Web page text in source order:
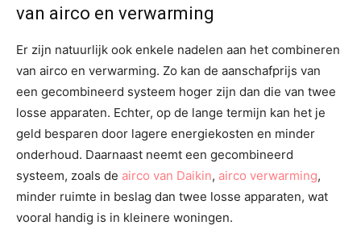
van airco en verwarming
Er zijn natuurlijk ook enkele nadelen aan het combineren
van airco en verwarming. Zo kan de aanschafprijs van
een gecombineerd systeem hoger zijn dan die van twee
losse apparaten. Echter, op de lange termijn kan het je
geld besparen door lagere energiekosten en minder
onderhoud. Daarnaast neemt een gecombineerd
systeem, zoals de airco van Daikin, airco verwarming,
minder ruimte in beslag dan twee losse apparaten, wat
vooral handig is in kleinere woningen.